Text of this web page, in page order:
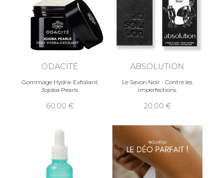
ODACITÉ
Gommage Hydra-Exfoliant
Jojoba Pearls
60,00
ABSOLUTION
Le Savon Noir - Contre les
imperfections
20,00